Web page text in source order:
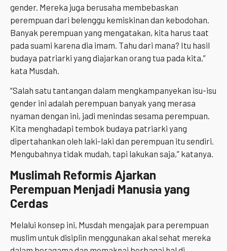
gender. Mereka juga berusaha membebaskan
perempuan dari belenggu kemiskinan dan kebodohan.
Banyak perempuan yang mengatakan, kita harus taat
pada suami karena dia imam. Tahu dari mana? Itu hasil
budaya patriarki yang diajarkan orang tua pada kita,”
kata Musdah.
“Salah satu tantangan dalam mengkampanyekan isu-isu
gender ini adalah perempuan banyak yang merasa
nyaman dengan ini, jadi menindas sesama perempuan.
Kita menghadapi tembok budaya patriarki yang
dipertahankan oleh laki-laki dan perempuan itu sendiri.
Mengubahnya tidak mudah, tapi lakukan saja,” katanya.
Muslimah Reformis Ajarkan
Perempuan Menjadi Manusia yang
Cerdas
Melalui konsep ini, Musdah mengajak para perempuan
muslim untuk disiplin menggunakan akal sehat mereka